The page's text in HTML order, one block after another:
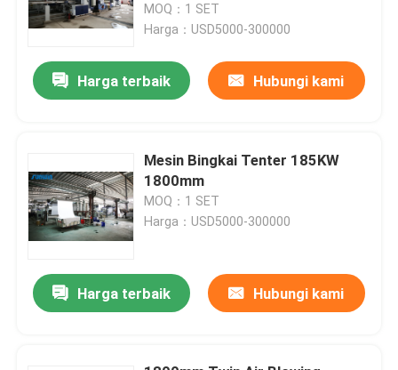
MOQ：1 SET
Harga：USD5000-300000
Harga terbaik Hubungi kami
Mesin Bingkai Tenter 185KW
1800mm
MOQ：1 SET
Harga：USD5000-300000
Harga terbaik Hubungi kami